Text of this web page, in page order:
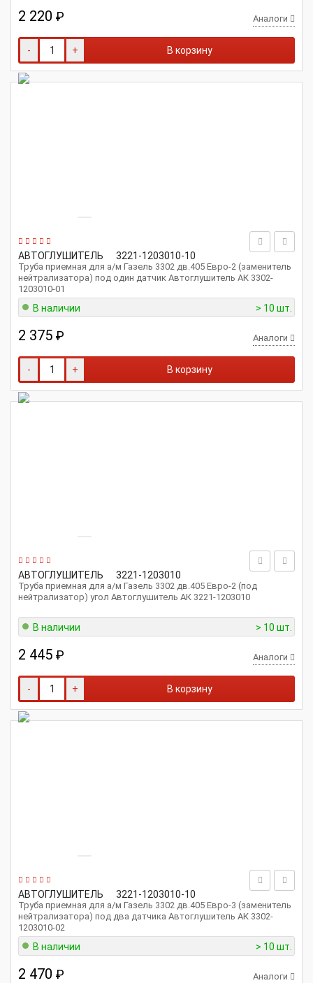
2 220 ₽ Аналоги
- + В корзину
АВТОГЛУШИТЕЛЬ 3221-1203010-10
Труба приемная для а/м Газель 3302 дв.405 Евро-2 (заменитель
нейтрализатора) под один датчик Автоглушитель АК 3302-
1203010-01
В наличии > 10 шт.
2 375 ₽ Аналоги
- + В корзину
АВТОГЛУШИТЕЛЬ 3221-1203010
Труба приемная для а/м Газель 3302 дв.405 Евро-2 (под
нейтрализатор) угол Автоглушитель АК 3221-1203010
В наличии > 10 шт.
2 445 ₽ Аналоги
- + В корзину
АВТОГЛУШИТЕЛЬ 3221-1203010-10
Труба приемная для а/м Газель 3302 дв.405 Евро-3 (заменитель
нейтрализатора) под два датчика Автоглушитель АК 3302-
1203010-02
В наличии > 10 шт.
2 470 ₽ Аналоги